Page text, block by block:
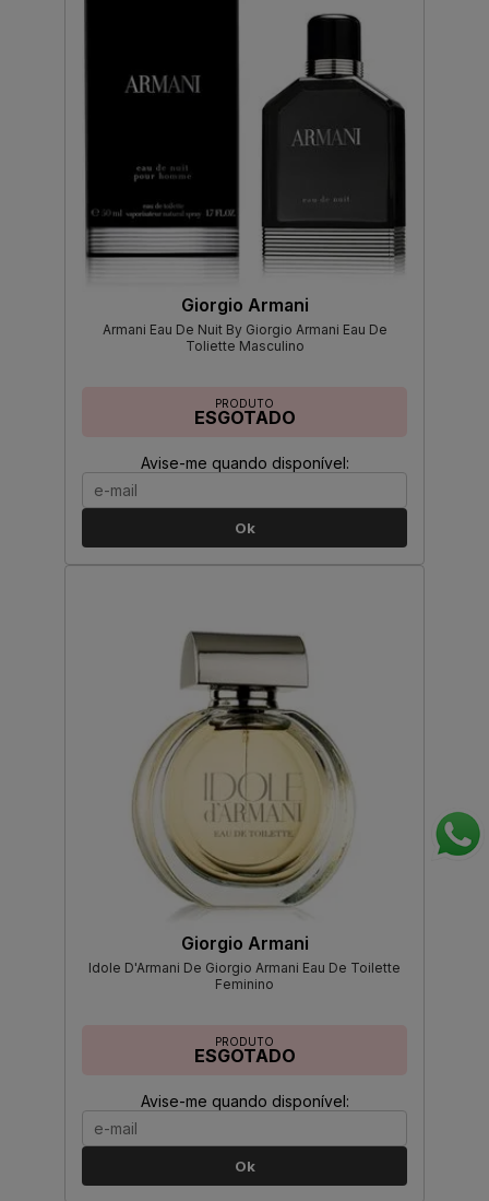
Giorgio Armani
Armani Eau De Nuit By Giorgio Armani Eau De
Toliette Masculino
PRODUTO
ESGOTADO
Avise-me quando disponível:
Ok
Giorgio Armani
Idole D'Armani De Giorgio Armani Eau De Toilette
Feminino
PRODUTO
ESGOTADO
Avise-me quando disponível:
Ok